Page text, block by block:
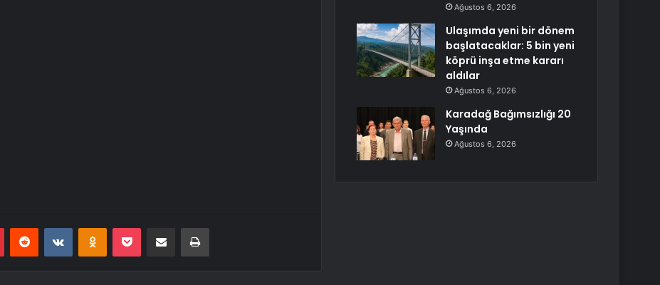
PinterestReddit VKontakteOdnoklassniki
Pocket E-Posta ile paylaş Yazdır
Ağustos 6, 2026
Ulaşımda yeni bir dönem
başlatacaklar: 5 bin yeni
köprü inşa etme kararı
aldılar
Ağustos 6, 2026
Karadağ Bağımsızlığı 20
Yaşında
Ağustos 6, 2026